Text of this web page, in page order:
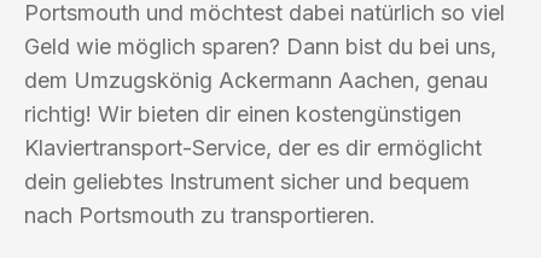
Portsmouth und möchtest dabei natürlich so viel
Geld wie möglich sparen? Dann bist du bei uns,
dem Umzugskönig Ackermann Aachen, genau
richtig! Wir bieten dir einen kostengünstigen
Klaviertransport-Service, der es dir ermöglicht
dein geliebtes Instrument sicher und bequem
nach Portsmouth zu transportieren.